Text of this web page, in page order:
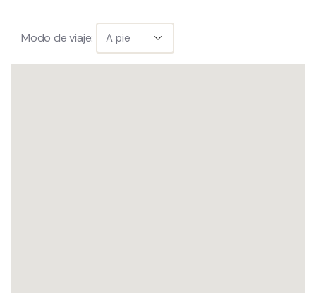
Modo de viaje: